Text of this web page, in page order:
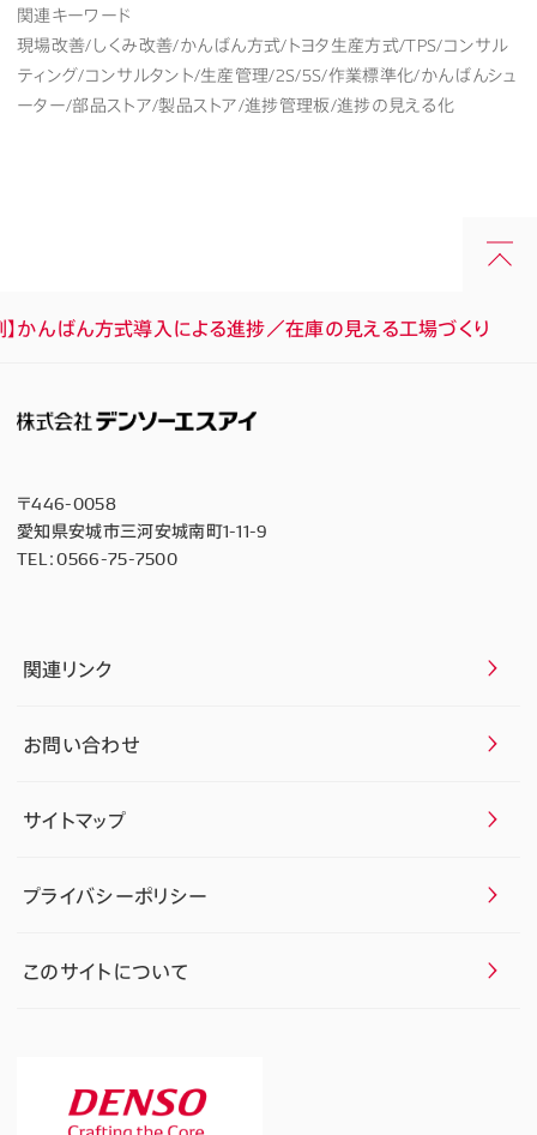
関連キーワード
現場改善/しくみ改善/かんばん方式/トヨタ生産方式/TPS/コンサル
ティング/コンサルタント/生産管理/2S/5S/作業標準化/かんばんシュ
ーター/部品ストア/製品ストア/進捗管理板/進捗の見える化
】かんばん方式導入による進捗／在庫の見える工場づくり
〒446-0058
愛知県安城市三河安城南町1-11-9
TEL：0566-75-7500
関連リンク
お問い合わせ
サイトマップ
プライバシーポリシー
このサイトについて